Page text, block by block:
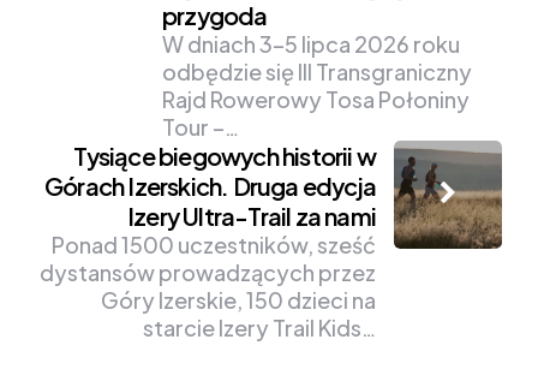
przygoda
W dniach 3–5 lipca 2026 roku
odbędzie się III Transgraniczny
Rajd Rowerowy Tosa Połoniny
Tour –…
Tysiące biegowych historii w
Górach Izerskich. Druga edycja
Izery Ultra-Trail za nami
Ponad 1500 uczestników, sześć
dystansów prowadzących przez
Góry Izerskie, 150 dzieci na
starcie Izery Trail Kids…